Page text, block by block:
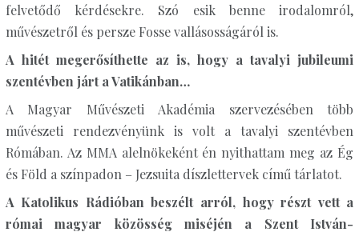
felvetődő kérdésekre. Szó esik benne irodalomról,
művészetről és persze Fosse vallásosságáról is.
A hitét megerősíthette az is, hogy a tavalyi jubileumi
szentévben járt a Vatikánban…
A Magyar Művészeti Akadémia szervezésében több
művészeti rendezvényünk is volt a tavalyi szentévben
Rómában. Az MMA alelnökeként én nyithattam meg az Ég
és Föld a színpadon – Jezsuita díszlettervek című tárlatot.
A Katolikus Rádióban beszélt arról, hogy részt vett a
római magyar közösség miséjén a Szent István-